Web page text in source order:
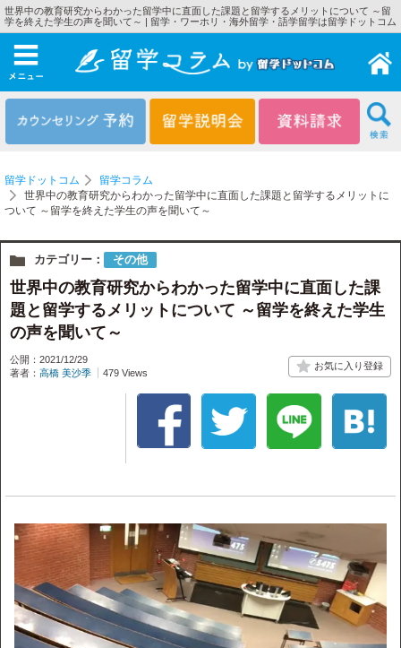
世界中の教育研究からわかった留学中に直面した課題と留学するメリットについて ～留
学を終えた学生の声を聞いて～ | 留学・ワーホリ・海外留学・語学留学は留学ドットコム
メニュー
留学ドットコム
留学コラム
世界中の教育研究からわかった留学中に直面した課題と留学するメリットに
ついて ～留学を終えた学生の声を聞いて～
カテゴリー： その他
世界中の教育研究からわかった留学中に直面した課
題と留学するメリットについて ～留学を終えた学生
の声を聞いて～
公開：2021/12/29
著者： 高橋 美沙季 479 Views